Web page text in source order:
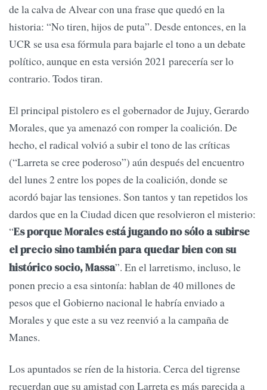
de la calva de Alvear con una frase que quedó en la
historia: “No tiren, hijos de puta”. Desde entonces, en la
UCR se usa esa fórmula para bajarle el tono a un debate
político, aunque en esta versión 2021 parecería ser lo
contrario. Todos tiran.
El principal pistolero es el gobernador de Jujuy, Gerardo
Morales, que ya amenazó con romper la coalición. De
hecho, el radical volvió a subir el tono de las críticas
(“Larreta se cree poderoso”) aún después del encuentro
del lunes 2 entre los popes de la coalición, donde se
acordó bajar las tensiones. Son tantos y tan repetidos los
dardos que en la Ciudad dicen que resolvieron el misterio:
“Es porque Morales está jugando no sólo a subirse
el precio sino también para quedar bien con su
histórico socio, Massa”. En el larretismo, incluso, le
ponen precio a esa sintonía: hablan de 40 millones de
pesos que el Gobierno nacional le habría enviado a
Morales y que este a su vez reenvió a la campaña de
Manes.
Los apuntados se ríen de la historia. Cerca del tigrense
recuerdan que su amistad con Larreta es más parecida a